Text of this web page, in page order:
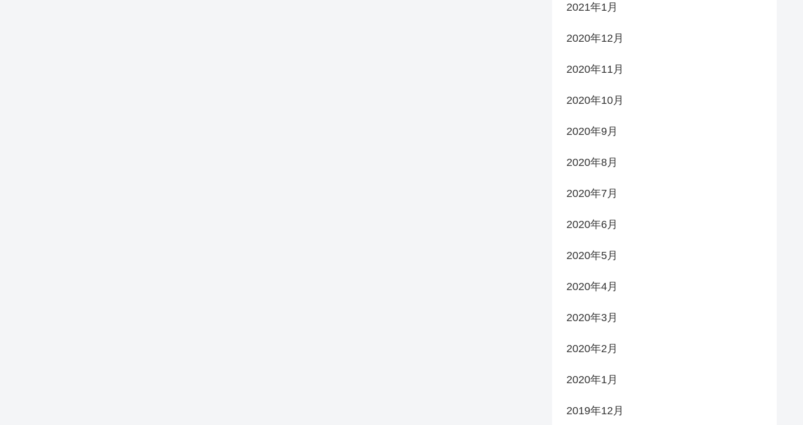
2021年1月
2020年12月
2020年11月
2020年10月
2020年9月
2020年8月
2020年7月
2020年6月
2020年5月
2020年4月
2020年3月
2020年2月
2020年1月
2019年12月